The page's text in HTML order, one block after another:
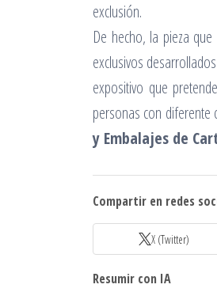
exclusión.
De hecho, la pieza
exclusivos
expositivo que
personas con diferente
y Embalajes de
Compartir en redes
X (Twitter)
Resumir con IA